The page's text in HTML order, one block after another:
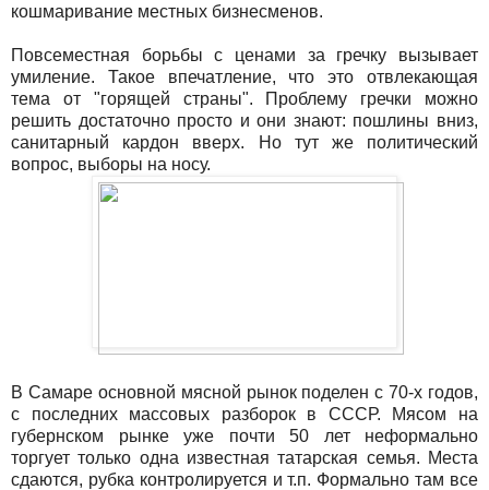
кошмаривание местных бизнесменов.
Повсеместная борьбы с ценами за гречку вызывает
умиление. Такое впечатление, что это отвлекающая
тема от "горящей страны". Проблему гречки можно
решить достаточно просто и они знают: пошлины вниз,
санитарный кардон вверх. Но тут же политический
вопрос, выборы на носу.
В Самаре основной мясной рынок поделен с 70-х годов,
с последних массовых разборок в СССР. Мясом на
губернском рынке уже почти 50 лет неформально
торгует только одна известная татарская семья. Места
сдаются, рубка контролируется и т.п. Формально там все